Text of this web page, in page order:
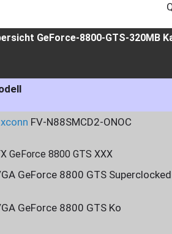
GeForce-8800-GTS-320MB
FV-N88SMCD2-ONOC
GeForce 8800 GTS XXX
GeForce 8800 GTS Superclocked
GeForce 8800 GTS Ko